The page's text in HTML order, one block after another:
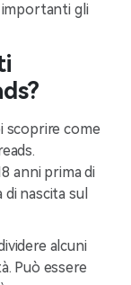
importanti gli
scoprire come
anni prima di
nascita sul
alcuni
Può essere